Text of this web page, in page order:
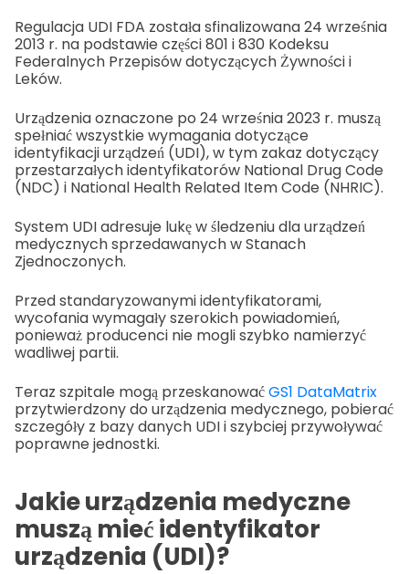
Regulacja UDI FDA została sfinalizowana 24 września
2013 r. na podstawie części 801 i 830 Kodeksu
Federalnych Przepisów dotyczących Żywności i
Leków.
Urządzenia oznaczone po 24 września 2023 r. muszą
spełniać wszystkie wymagania dotyczące
identyfikacji urządzeń (UDI), w tym zakaz dotyczący
przestarzałych identyfikatorów National Drug Code
(NDC) i National Health Related Item Code (NHRIC).
System UDI adresuje lukę w śledzeniu dla urządzeń
medycznych sprzedawanych w Stanach
Zjednoczonych.
Przed standaryzowanymi identyfikatorami,
wycofania wymagały szerokich powiadomień,
ponieważ producenci nie mogli szybko namierzyć
wadliwej partii.
Teraz szpitale mogą przeskanowaćGS1 DataMatrix
przytwierdzony do urządzenia medycznego, pobierać
szczegóły z bazy danych UDI i szybciej przywoływać
poprawne jednostki.
Jakie urządzenia medyczne
muszą mieć identyfikator
urządzenia (UDI)?